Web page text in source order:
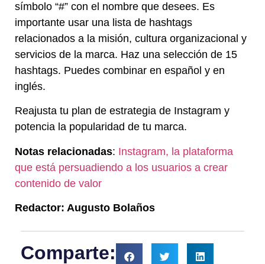
símbolo “#” con el nombre que desees. Es
importante usar una lista de hashtags
relacionados a la misión, cultura organizacional y
servicios de la marca. Haz una selección de 15
hashtags. Puedes combinar en español y en
inglés.
Reajusta tu plan de estrategia de Instagram y
potencia la popularidad de tu marca.
Notas relacionadas: Instagram, la plataforma
que está persuadiendo a los usuarios a crear
contenido de valor
Redactor: Augusto Bolaños
Comparte: